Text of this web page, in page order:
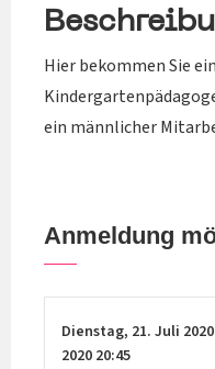
Hier bekommen Sie
ein männlicher
Anmeldung
Dienstag, 21. Juli 2020
2020 20:45